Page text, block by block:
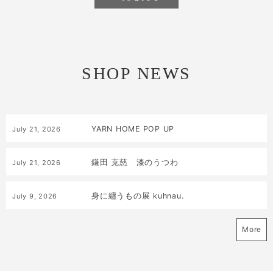
SHOP NEWS
July 21 2026 YARN HOME POP UP
July 21 2026 鎌田 克慈 漆のうつわ
July 9 2026 身に纏うもの展 kuhnau.
More